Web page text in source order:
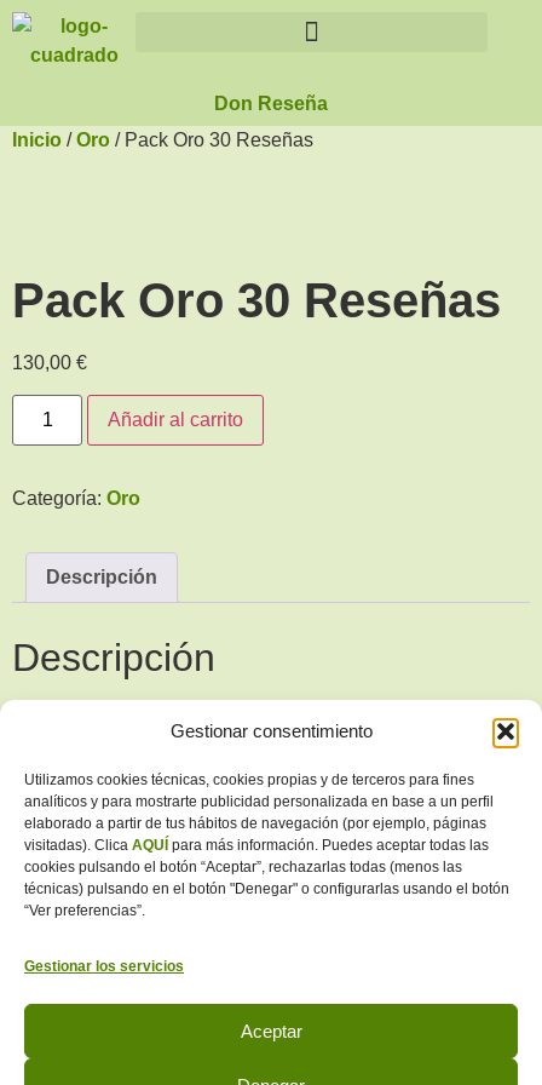
Gestionar consentimiento
Utilizamos cookies técnicas, cookies propias y de terceros para fines
analíticos y para mostrarte publicidad personalizada en base a un perfil
elaborado a partir de tus hábitos de navegación (por ejemplo, páginas
visitadas). Clica AQUÍ para más información. Puedes aceptar todas las
cookies pulsando el botón “Aceptar”, rechazarlas todas (menos las
técnicas) pulsando en el botón "Denegar" o configurarlas usando el botón
“Ver preferencias”.
Gestionar los servicios
Aceptar
Don Reseña
Inicio /Oro / Pack Oro 30 Reseñas
Pack Oro 30 Reseñas
130,00 €
Añadir al carrito
Categoría: Oro
Descripción
Descripción
Incluye nuestro programa único de Google Analytics que
solo tenemos nosotros
5 estrellas
Reseñas reales
Las reseñas mas baratas España